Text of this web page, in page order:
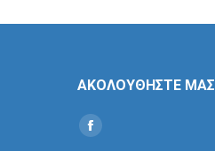
ΑΚΟΛΟΥΘΗΣΤΕ ΜΑΣ
Find us on:
Social